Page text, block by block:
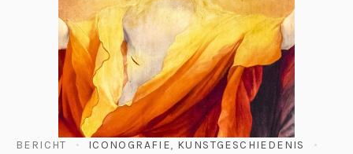
BERICHT ICONOGRAFIE, KUNSTGESCHIEDENIS